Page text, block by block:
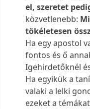
el, szeretet
közvetlenebb:
tökéletesen
Ha egy apostol
fontos és ő
Igehirdetőknél
Ha egyikük a
valaki a lelki
ezeket a